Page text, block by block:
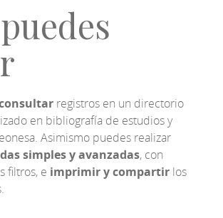
registros en un directorio
en bibliografía de estudios y
Asimismo puedes realizar
simples y avanzadas, con
filtros, e imprimir y compartir los